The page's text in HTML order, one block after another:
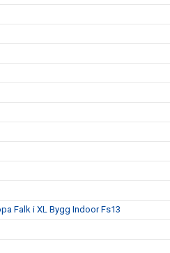
Falk i XL Bygg Indoor Fs13